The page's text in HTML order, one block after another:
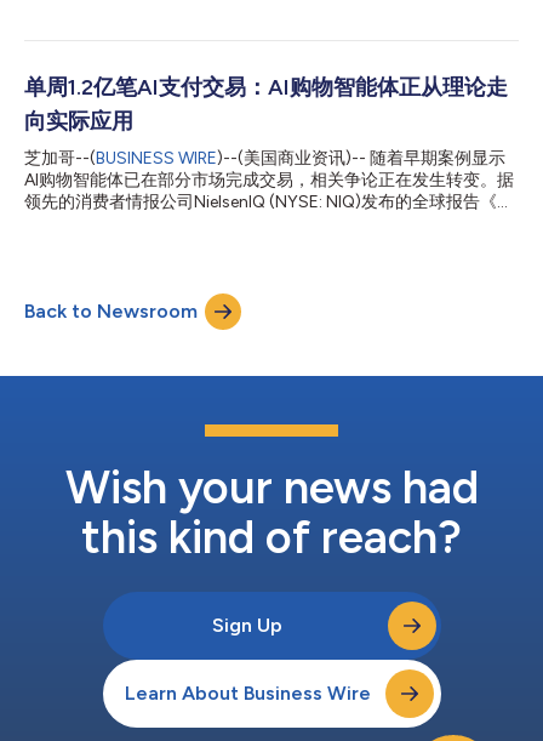
峰会、第四届NIQ商业早餐会以及一场专为中小企业打造的专属活
行的商业机遇。 围绕今年IFA的主题“未来即当下”(The Future Is
Now)，NIQ将就重塑消费科技、家用电器和零售业的力量提供及
时的行业视角——涵盖AI驱动的创新、不断演变的消费者期望、全
渠道转型以及新兴的增长机遇。 在品牌和零售商应对经济不确定
性、购买行为转变以及日益增强的价格敏感度之际，NIQ的最新市
场数据凸显了该行业面临的挑战与机遇。尽管部分地区的科技和耐
用消费品市场仍面临压力，但欧洲主要市场的增长仍在持续，这进
单周1.2亿笔AI支付交易：AI购物智能体正从理论走
向实际应用
芝加哥--(BUSINESS WIRE)--(美国商业资讯)-- 随着早期案例显示
AI购物智能体已在部分市场完成交易，相关争论正在发生转变。据
领先的消费者情报公司NielsenIQ (NYSE: NIQ)发布的全球报告《商
Pay处理了超过1.2亿笔交易；与此同时，Adobe Analytics报告
称，2024年7月至2025年2月期间，来自生成式AI的美国零售网站
流量激增了1200%。 这是NielsenIQ针对全球商业格局转变发布的
据。AI正日益成为贯穿直播电商、社交电商和即时零售等各种商业
与消费者的信任度之间仍存在明显差距。尽管消费者越来越习惯让
AI进行调研和推荐，但很少有人准备好让AI直接完成购买。
Back to Newsroom
Wish your news had
this kind of reach?
Sign Up
Learn About Business Wire